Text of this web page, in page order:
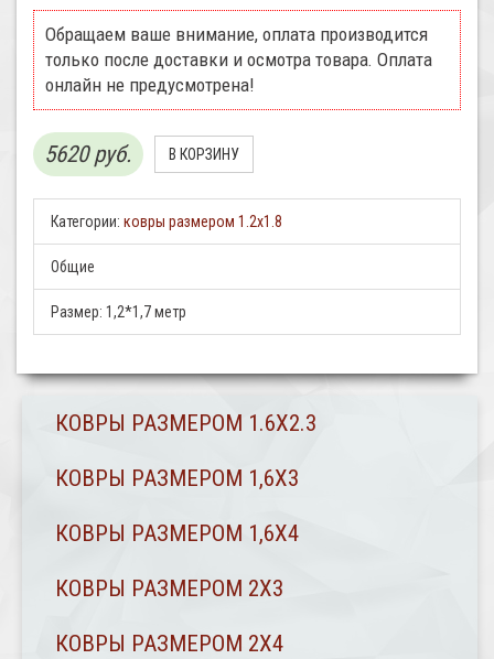
Обращаем ваше внимание, оплата производится
только после доставки и осмотра товара. Оплата
онлайн не предусмотрена!
5620 руб.
Категории: ковры размером 1.2х1.8
Общие
Размер: 1,2*1,7 метр
КОВРЫ РАЗМЕРОМ 1.6Х2.3
КОВРЫ РАЗМЕРОМ 1,6Х3
КОВРЫ РАЗМЕРОМ 1,6Х4
КОВРЫ РАЗМЕРОМ 2Х3
КОВРЫ РАЗМЕРОМ 2Х4